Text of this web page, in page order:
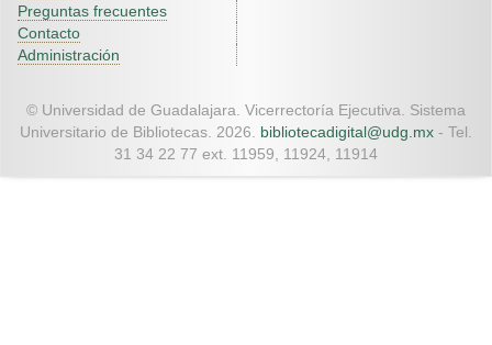
Preguntas frecuentes
Contacto
Administración
© Universidad de Guadalajara. Vicerrectoría Ejecutiva. Sistema
Universitario de Bibliotecas. 2026. bibliotecadigital@udg.mx - Tel.
31 34 22 77 ext. 11959, 11924, 11914